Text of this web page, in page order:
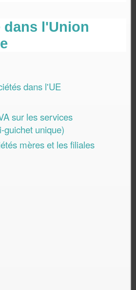
dans l'Union
dans l'UE
sur les services
guichet unique)
mères et les filiales